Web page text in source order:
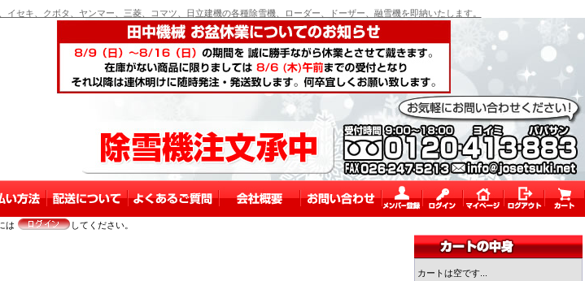
キ、クボタ、ヤンマー、三菱、コマツ、日立建機の各種除雪機、ローダー、ドーザー、融雪機を即納いたします。
は してください。
カートは空です...